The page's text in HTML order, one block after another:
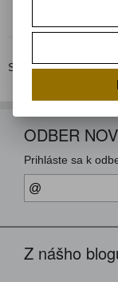
Strana1z1
ODBER
Prihláste sa k
Z nášho